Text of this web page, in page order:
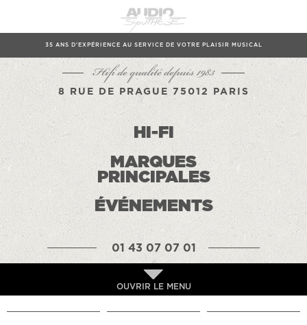
35 ANS D'EXPÉRIENCE AU SERVICE DE VOTRE PLAISIR MUSICAL
Hifi de qualité depuis 1983
8 RUE DE PRAGUE 75012 PARIS
HI-FI
MARQUES
PRINCIPALES
ÉVÉNEMENTS
01 43 07 07 01
OUVRIR LE MENU